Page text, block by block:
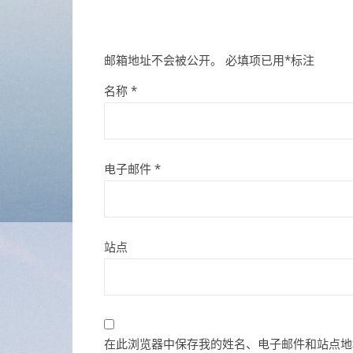
邮箱地址不会被公开。 必填项已用*标注
名称 *
电子邮件 *
站点
在此浏览器中保存我的姓名、电子邮件和站点地